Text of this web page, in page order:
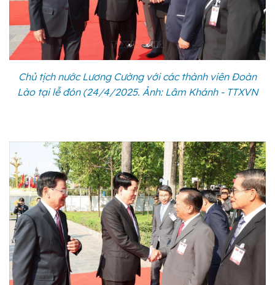
Chủ tịch nước Lương Cường với các thành viên Đoàn
Lào tại lễ đón (24/4/2025. Ảnh: Lâm Khánh - TTXVN